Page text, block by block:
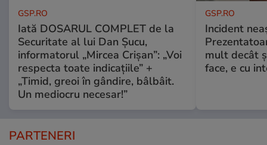
GSP.RO
Iată DOSARUL COMPLET de la
Securitate al lui Dan Șucu,
informatorul „Mircea Crișan”: „Voi
respecta toate indicațiile” +
„Timid, greoi în gândire, bâlbâit.
Un mediocru necesar!”
GSP.RO
Incident
mult decât
face, e cu
PARTENERI